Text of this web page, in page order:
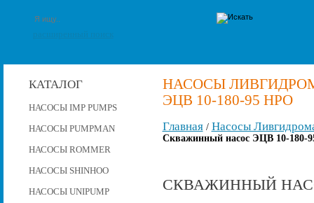
КАТАЛОГ
НАСОСЫ IMP PUMPS
НАСОСЫ PUMPMAN
НАСОСЫ ROMMER
НАСОСЫ SHINHOO
НАСОСЫ UNIPUMP
НАСОСЫ
ЭЦВ 10-180-95 НРО
Главная/ Насосы
Скважинный насос ЭЦВ 10-180-
СКВАЖИННЫЙ